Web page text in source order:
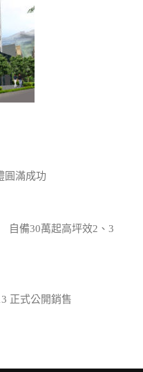
圓滿成功
自備30萬起高坪效2、3
正式公開銷售